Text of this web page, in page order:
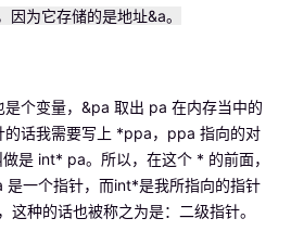
为它存储的是地址&a。
个变量，&pa 取出 pa 在内存当中的
话我需要写上 *ppa，ppa 指向的对
是 int* pa。所以，在这个 * 的前面，
一个指针，而int*是我所指向的指针
种的话也被称之为是：二级指针。